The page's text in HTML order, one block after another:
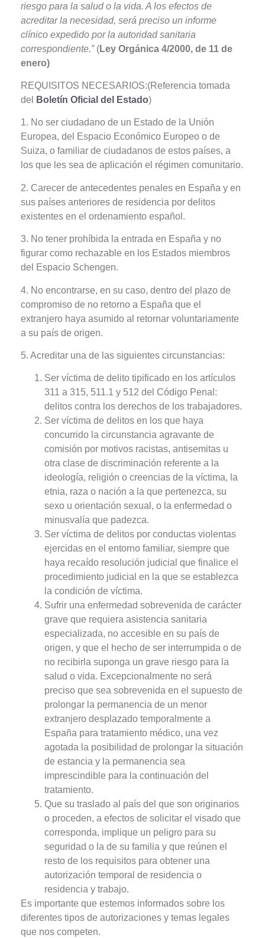
riesgo para la salud o la vida. A los efectos de
acreditar la necesidad, será preciso un informe
clínico expedido por la autoridad sanitaria
correspondiente.”(Ley Orgánica 4/2000, de 11 de
enero)
REQUISITOS NECESARIOS:(Referencia tomada
del
Boletín Oficial del Estado)
1. No ser ciudadano de un Estado de la Unión
Europea, del Espacio Económico Europeo o de
Suiza, o familiar de ciudadanos de estos países, a
los que les sea de aplicación el régimen comunitario.
2. Carecer de antecedentes penales en España y en
sus países anteriores de residencia por delitos
existentes en el ordenamiento español.
3. No tener prohíbida la entrada en España y no
figurar como rechazable en los Estados miembros
del Espacio Schengen.
4. No encontrarse, en su caso, dentro del plazo de
compromiso de no retorno a España que el
extranjero haya asumido al retornar voluntariamente
a su país de origen.
5. Acreditar una de las siguientes circunstancias:
Ser víctima de delito tipificado en los artículos
311 a 315, 511.1 y 512 del Código Penal:
delitos contra los derechos de los trabajadores.
Ser víctima de delitos en los que haya
concurrido la circunstancia agravante de
comisión por motivos racistas, antisemitas u
otra clase de discriminación referente a la
ideología, religión o creencias de la víctima, la
etnia, raza o nación a la que pertenezca, su
sexo u orientación sexual, o la enfermedad o
minusvalía que padezca.
Ser víctima de delitos por conductas violentas
ejercidas en el entorno familiar, siempre que
haya recaído resolución judicial que finalice el
procedimiento judicial en la que se establezca
la condición de víctima.
Sufrir una enfermedad sobrevenida de carácter
grave que requiera asistencia sanitaria
especializada, no accesible en su país de
origen, y que el hecho de ser interrumpida o de
no recibirla suponga un grave riesgo para la
salud o vida. Excepcionalmente no será
preciso que sea sobrevenida en el supuesto de
prolongar la permanencia de un menor
extranjero desplazado temporalmente a
España para tratamiento médico, una vez
agotada la posibilidad de prolongar la situación
de estancia y la permanencia sea
imprescindible para la continuación del
tratamiento.
Que su traslado al país del que son originarios
o proceden, a efectos de solicitar el visado que
corresponda, implique un peligro para su
seguridad o la de su familia y que reúnen el
resto de los requisitos para obtener una
autorización temporal de residencia o
residencia y trabajo.
Es importante que estemos informados sobre los
diferentes tipos de autorizaciones y temas legales
que nos competen.